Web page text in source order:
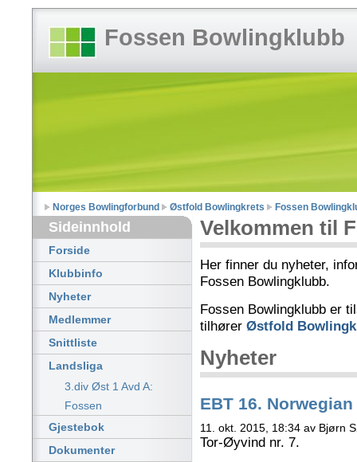
Fossen Bowlingklubb
Norges Bowlingforbund Østfold Bowlingkrets Fossen
Sideinnhold
Forside
Klubbinfo
Nyheter
Medlemmer
Snittliste
Landsliga
3.div Øst 1 Avd A:
Fossen
Gjestebok
Dokumenter
Velkommen til
Her finner du nyheter,
Fossen Bowlingklubb.
Fossen Bowlingklubb er
tilhører Østfold
Nyheter
EBT 16.
11. okt. 2015, 18:34 av Bjørn
Tor-Øyvind nr. 7.